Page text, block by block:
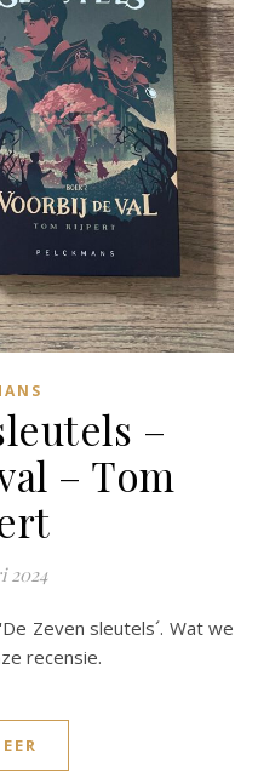
–
– Tom
2024
recensie.